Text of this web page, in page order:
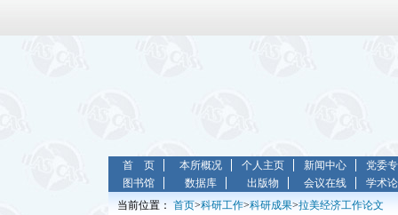
首 页 本所概况 个人主页 新闻中心
党委
图书馆
数据库 出版物 会议在线
学术
当前位置： 首页>科研工作>科研成果>拉美经济工作论文